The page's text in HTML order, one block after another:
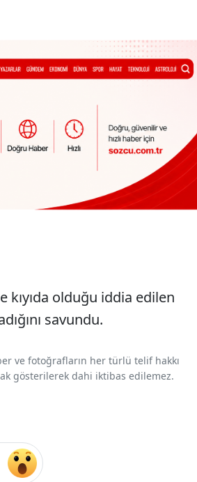
kıyıda olduğu iddia edilen
savundu.
ve fotoğrafların her türlü telif hakkı
gösterilerek dahi iktibas edilemez.